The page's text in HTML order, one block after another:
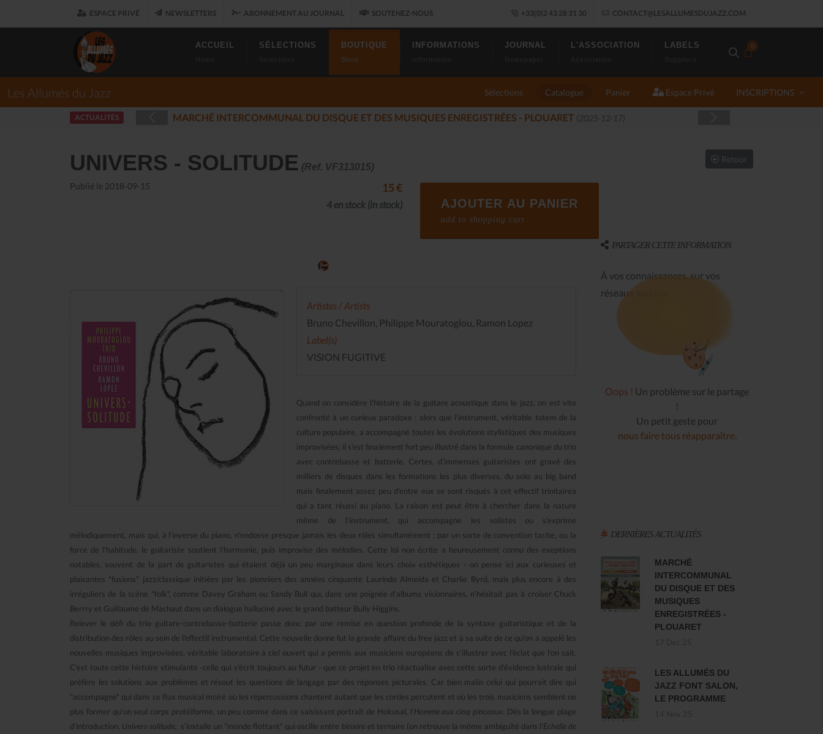
ESPACE PRIVÉ NEWSLETTERS ABONNEMENT AU JOURNAL SOUTENEZ-NOUS +33(0)2 43 28 31 30 CONTACT@LESALLUMESDUJAZZ.COM
0
ACCUEIL SÉLECTIONS BOUTIQUE
Shop
INFORMATIONS JOURNAL L'ASSOCIATION LABELS
Les Allumés du Jazz Sélections Catalogue Panier Espace Privé INSCRIPTIONS
ACTUALITÉS
(2025-12-17) LES ALLUMÉS DU JAZZ FONT SALON, LE PROGRAMME (2025-11-14)
UNIVERS - SOLITUDE (Ref. VF313015)
Publié le 2018-09-15
15 €
4 en stock (in stock) AJOUTER AU PANIER
add to shopping cart
Artistes / Artists
Bruno Chevillon, Philippe Mouratoglou, Ramon Lopez
Label(s)
VISION FUGITIVE
Quand on considère l'histoire de la guitare acoustique dans le jazz, on est vite
confronté à un curieux paradoxe : alors que l'instrument, véritable totem de la
culture populaire, a accompagné toutes les évolutions stylistiques des musiques
improvisées; il s'est finalement fort peu illustré dans la formule canonique du trio
avec contrebasse et batterie. Certes, d'immenses guitaristes ont gravé des
milliers de disques dans les formations les plus diverses, du solo au big band
mais finalement assez peu d'entre eux se sont risqués à cet effectif trinitairea
qui a tant réussi au piano. La raison est peut être à chercher dans la nature
même de l'instrument, qui accompagne les solistes ou s'exprime
mélodiquement, mais qui, à l'inverse du piano, n'endosse presque jamais les deux rôles simultanément : par un sorte de convention tacite, ou la
force de l'habitude, le guitariste soutient l'harmonie, puis improvise des mélodies. Cette loi non écrite a heureusement connu des exeptions
notables, souvent de la part de guitaristes qui étaient déjà un peu marginaux dans leurs choix esthétiques - on pense ici aux curieuses et
plaisantes "fusions" jazz/classique initiées par les pionniers des années cinquante Laurindo Almeida et Charlie Byrd, mais plus encore à des
irréguliers de la scène "folk", comme Davey Graham ou Sandy Bull qui, dans une poignée d'albums visionnaires, n'hésitait pas à croiser Chuck
Berrry et Guillaume de Machaut dans un dialogue halluciné avec le grand batteur Bully Higgins.
Relever le défi du trio guitare-contrebasse-batterie passe donc par une remise en question profonde de la syntaxe guitaristique et de la
distribution des rôles au sein de l'effectif instrumental. Cette nouvelle donne fut la grande affaire du free jazz et à sa suite de ce qu'on a appelé les
nouvelles musiques improvisées, véritable laboratoire à ciel ouvert qui a permis aux musiciens européens de s'illustrer avec l'éclat que l'on sait.
C'est toute cette histoire stimulante -celle qui s'écrit toujours au futur - que ce projet en trio réactualise avec cette sorte d'évidence lustrale qui
préfère les solutions aux problèmes et résout les questions de langage par des réponses picturales. Car bien malin celui qui pourrait dire qui
"accompagne" qui dans ce flux musical moiré où les répercussions chantent autant que les cordes percutent et où les trois musiciens semblent ne
plus former qu'un seul corps protéiforme, un peu comme dans ce saisissant portrait de Hokusaï, l 'Homme aux cinq pinceaux. Dès la longue plage
d'introduction, Univers-solitude, s'installe un "monde flottant" qui oscille entre binaire et ternaire (on retrouve la même ambiguïté dans l'Echelle de
Retour
PARTAGER CETTE INFORMATION
À vos connaissances, sur vos
réseaux sociaux.
Oops ! Un problème sur le partage
!
Un petit geste pour
nous faire tous réapparaître.
DERNIÈRES ACTUALITÉS
MARCHÉ
INTERCOMMUNAL
DU DISQUE ET DES
MUSIQUES
ENREGISTRÉES -
PLOUARET
LES ALLUMÉS DU
JAZZ FONT SALON,
LE PROGRAMME